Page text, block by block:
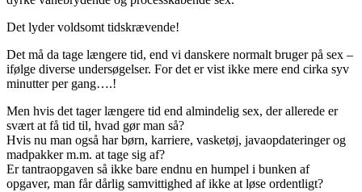
Det lyder voldsomt tidskrævende!
Det må da tage længere tid, end vi danskere normalt bruger på sex –
ifølge diverse undersøgelser. For det er vist ikke mere end cirka syv
minutter per gang….!
Men hvis det tager længere tid end almindelig sex, der allerede er
svært at få tid til, hvad gør man så?
Hvis nu man også har børn, karriere, vasketøj, javaopdateringer og
madpakker m.m. at tage sig af?
Er tantraopgaven så ikke bare endnu en humpel i bunken af
opgaver, man får dårlig samvittighed af ikke at løse ordentligt?